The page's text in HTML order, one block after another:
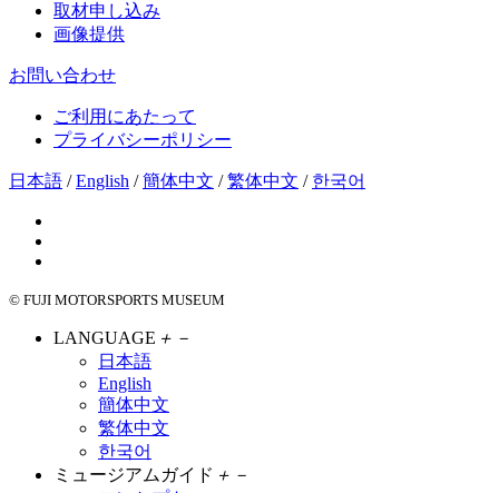
取材申し込み
画像提供
お問い合わせ
ご利用にあたって
プライバシーポリシー
日本語 /English /簡体中文 /繁体中文 / 한국어
© FUJI MOTORSPORTS MUSEUM
LANGUAGE ＋ －
日本語
English
簡体中文
繁体中文
한국어
ミュージアムガイド ＋ －